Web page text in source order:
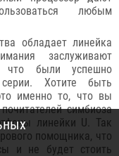
любым
обладает линейка
заслуживают
что были успешно
Хотите быть
именно то, что вы
симбиоза
линейки U. Так
помощника, что
и не будет стоить